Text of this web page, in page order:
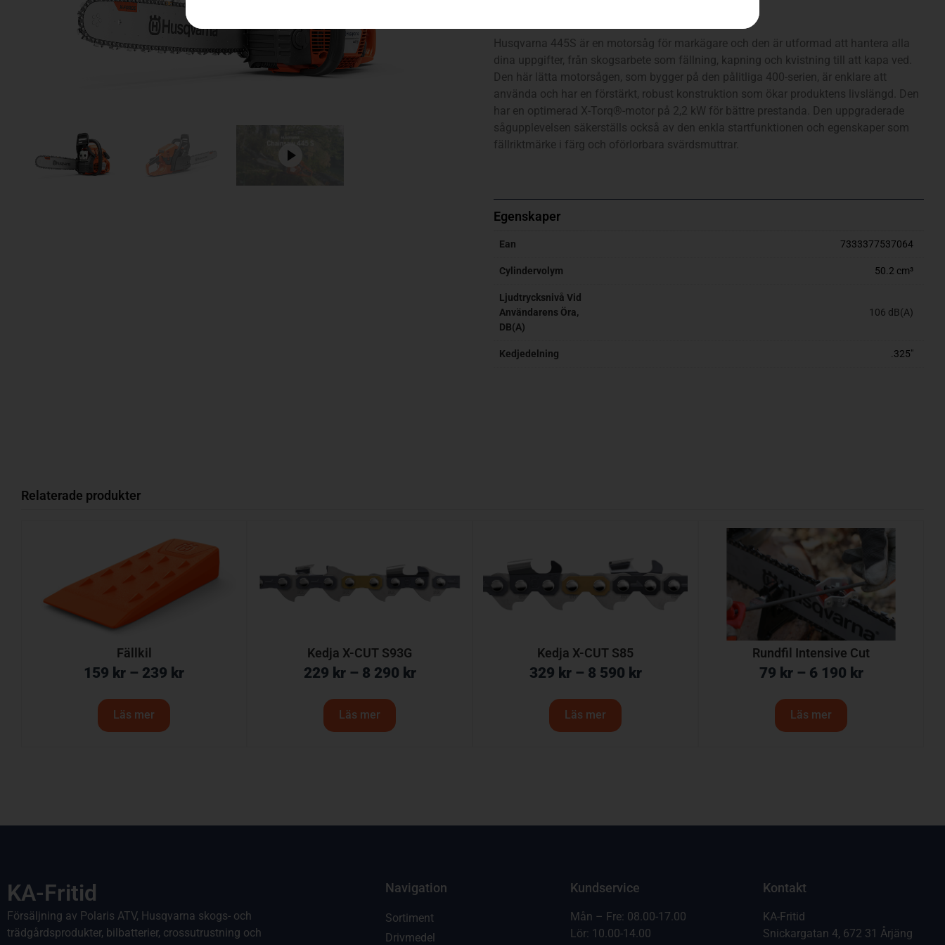
Husqvarna 445S är en motorsåg för markägare och den är utformad att hantera alla
dina uppgifter, från skogsarbete som fällning, kapning och kvistning till att kapa ved.
Den här lätta motorsågen, som bygger på den pålitliga 400-serien, är enklare att
använda och har en förstärkt, robust konstruktion som ökar produktens livslängd. Den
har en optimerad X-Torq®-motor på 2,2 kW för bättre prestanda. Den uppgraderade
sågupplevelsen säkerställs också av den enkla startfunktionen och egenskaper som
fällriktmärke i färg och oförlorbara svärdsmuttrar.
Egenskaper
Ean 7333377537064
Cylindervolym 50.2 cm³
Ljudtrycksnivå Vid
Användarens Öra,
DB(A)
106 dB(A)
Kedjedelning .325"
Relaterade produkter
Fällkil
159 kr – 239 kr
Läs mer
Kedja X-CUT S93G
229 kr – 8 290 kr
Läs mer
Kedja X-CUT S85
329 kr – 8 590 kr
Läs mer
Rundfil Intensive Cut
79 kr – 6 190 kr
Läs mer
KA-Fritid
Försäljning av Polaris ATV, Husqvarna skogs- och
trädgårdsprodukter, bilbatterier, crossutrustning och
Navigation
Sortiment
Drivmedel
Kundservice
Mån – Fre: 08.00-17.00
Lör: 10.00-14.00
Kontakt
KA-Fritid
Snickargatan 4, 672 31 Årjäng